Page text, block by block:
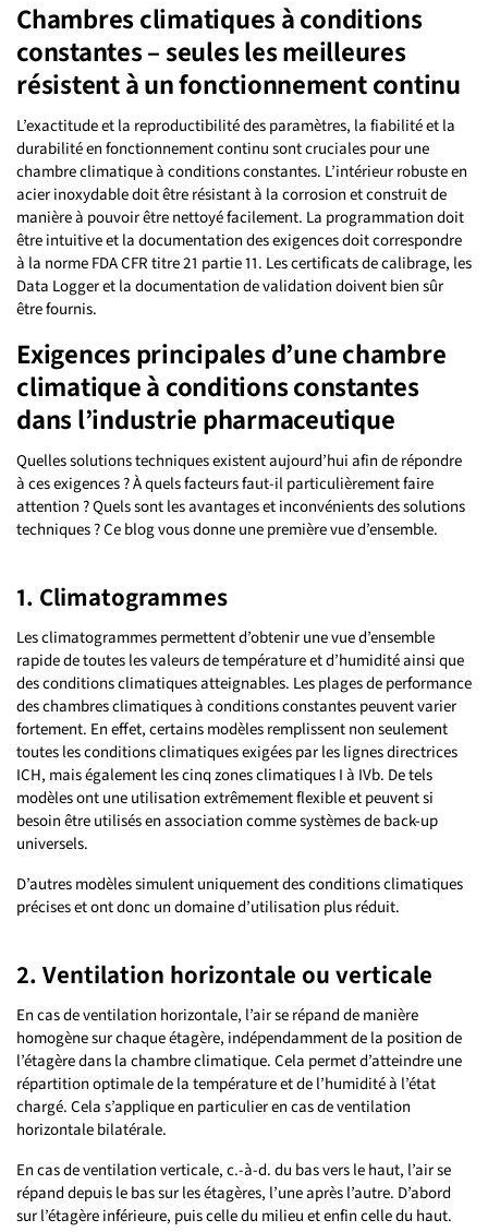
Chambres climatiques à conditions
constantes – seules les meilleures
résistent à un fonctionnement continu
L’exactitude et la reproductibilité des paramètres, la fiabilité et la
durabilité en fonctionnement continu sont cruciales pour une
chambre climatique à conditions constantes. L’intérieur robuste en
acier inoxydable doit être résistant à la corrosion et construit de
manière à pouvoir être nettoyé facilement. La programmation doit
être intuitive et la documentation des exigences doit correspondre
à la norme FDA CFR titre 21 partie 11. Les certificats de calibrage, les
Data Logger et la documentation de validation doivent bien sûr
être fournis.
Exigences principales d’une chambre
climatique à conditions constantes
dans l’industrie pharmaceutique
Quelles solutions techniques existent aujourd’hui afin de répondre
à ces exigences ? À quels facteurs faut-il particulièrement faire
attention ? Quels sont les avantages et inconvénients des solutions
techniques ? Ce blog vous donne une première vue d’ensemble.
1. Climatogrammes
Les climatogrammes permettent d’obtenir une vue d’ensemble
rapide de toutes les valeurs de température et d’humidité ainsi que
des conditions climatiques atteignables. Les plages de performance
des chambres climatiques à conditions constantes peuvent varier
fortement. En effet, certains modèles remplissent non seulement
toutes les conditions climatiques exigées par les lignes directrices
ICH, mais également les cinq zones climatiques I à IVb. De tels
modèles ont une utilisation extrêmement flexible et peuvent si
besoin être utilisés en association comme systèmes de back-up
universels.
D’autres modèles simulent uniquement des conditions climatiques
précises et ont donc un domaine d’utilisation plus réduit.
2. Ventilation horizontale ou verticale
En cas de ventilation horizontale, l’air se répand de manière
homogène sur chaque étagère, indépendamment de la position de
l’étagère dans la chambre climatique. Cela permet d’atteindre une
répartition optimale de la température et de l’humidité à l’état
chargé. Cela s’applique en particulier en cas de ventilation
horizontale bilatérale.
En cas de ventilation verticale, c.-à-d. du bas vers le haut, l’air se
répand depuis le bas sur les étagères, l’une après l’autre. D’abord
sur l’étagère inférieure, puis celle du milieu et enfin celle du haut.